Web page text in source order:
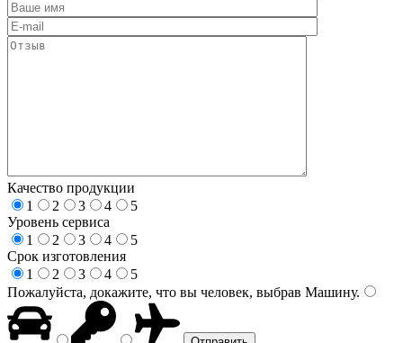
Качество продукции
1
2 3 4
5
Уровень сервиса
1
2 3 4
5
Срок изготовления
1
2 3 4
5
Пожалуйста, докажите, что вы человек, выбрав Машину.